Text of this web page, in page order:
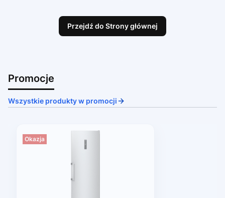
Przejdź do Strony głównej
Promocje
Wszystkie produkty w promocji
Okazja